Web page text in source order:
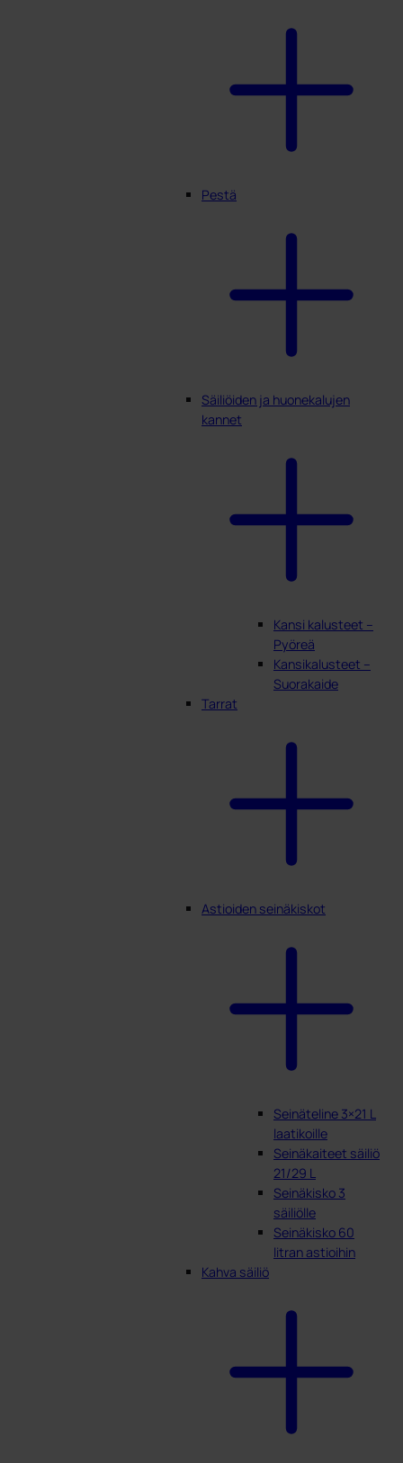
Pestä
Säiliöiden ja huonekalujen
kannet
Kansi kalusteet –
Pyöreä
Kansikalusteet –
Suorakaide
Tarrat
Astioiden seinäkiskot
Seinäteline 3×21 L
laatikoille
Seinäkaiteet säiliö
21/29 L
Seinäkisko 3
säiliölle
Seinäkisko 60
litran astioihin
Kahva säiliö